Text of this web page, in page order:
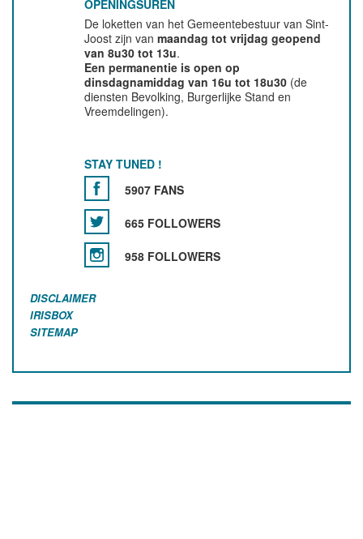
OPENINGSUREN
De loketten van het Gemeentebestuur van Sint-
Joost zijn vanmaandag tot vrijdag geopend
van 8u30 tot 13u.
Een permanentie is open op
dinsdagnamiddag van 16u tot 18u30 (de
diensten Bevolking, Burgerlijke Stand en
Vreemdelingen).
STAY TUNED !
5907 FANS
665 FOLLOWERS
958 FOLLOWERS
DISCLAIMER
IRISBOX
SITEMAP